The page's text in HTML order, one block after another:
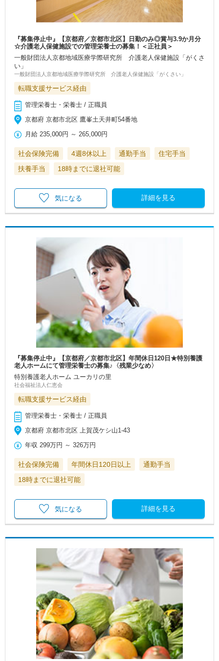
『募集停止中』【京都府／京都市北区】日勤のみ◎賞与3.9か月分
☆介護老人保健施設での管理栄養士の募集！＜正社員＞
一般財団法人京都地域医療学際研究所 介護老人保健施設「がくさ
い」
一般財団法人京都地域医療学際研究所 介護老人保健施設「がくさい」
転職支援サービス経由
管理栄養士・栄養士 / 正職員
京都府 京都市北区 鷹峯土天井町54番地
月給 235,000円 ～265,000円
社会保険完備 4週8休以上 通勤手当
住宅手当
扶養手当
18時までに退社可能
詳細を見る
気になる
『募集停止中』【京都府／京都市北区】年間休日120日★特別養護
老人ホームにて管理栄養士の募集♪〈残業少なめ〉
特別養護老人ホーム ユーカリの里
社会福祉法人仁恵会
転職支援サービス経由
管理栄養士・栄養士 / 正職員
京都府 京都市北区 上賀茂ケシ山1-43
年収 299万円 ～326万円
社会保険完備 年間休日120日以上
通勤手当
18時までに退社可能
詳細を見る
気になる